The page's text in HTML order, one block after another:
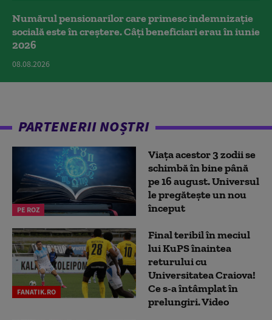
Numărul pensionarilor care primesc indemnizaţie
socială este în creștere. Câți beneficiari erau în iunie
2026
08.08.2026
PARTENERII NOȘTRI
PE ROZ
Viața acestor 3 zodii se
schimbă în bine până
pe 16 august. Universul
le pregătește un nou
început
FANATIK.RO
Final teribil în meciul
lui KuPS înaintea
returului cu
Universitatea Craiova!
Ce s-a întâmplat în
prelungiri. Video